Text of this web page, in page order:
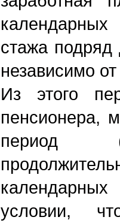
календарных
стажа
независимо
Из этого
пенсионера,
период
условии,